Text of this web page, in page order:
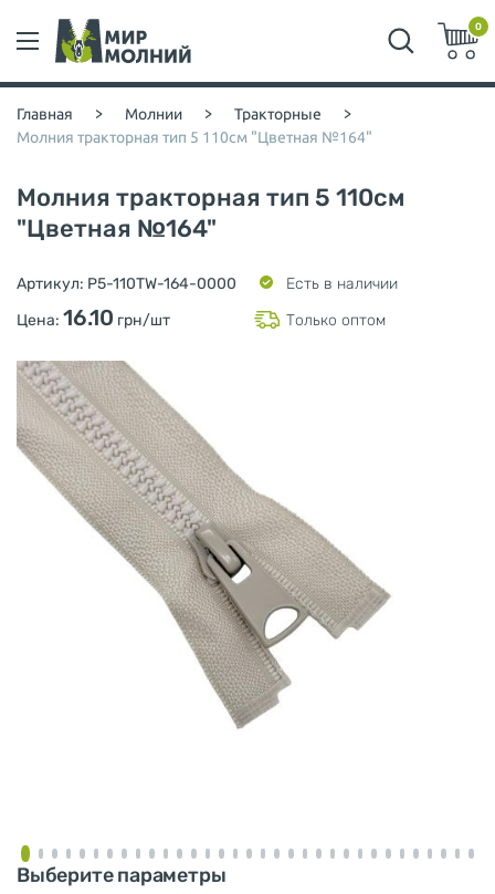
0
Главная > Молнии > Тракторные >
Молния тракторная тип 5 110см "Цветная №164"
Молния тракторная тип 5 110см
"Цветная №164"
Артикул: P5-110TW-164-0000
Есть в наличии
Цена: 16.10 грн/шт Только оптом
Выберите параметры